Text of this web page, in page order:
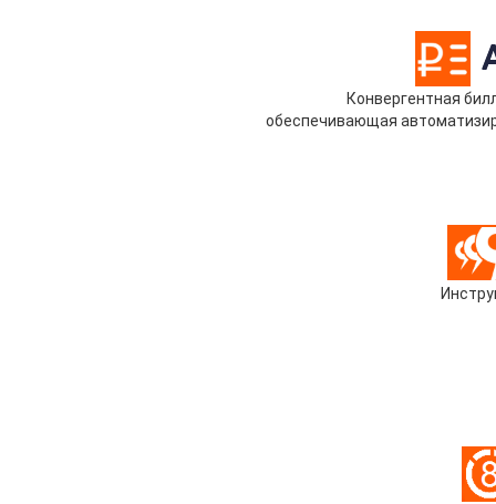
Конвергентная
обеспечивающая